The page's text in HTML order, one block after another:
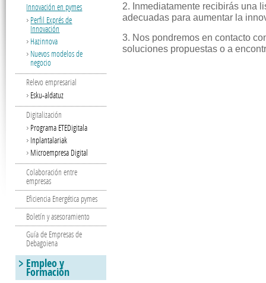
2. Inmediatamente recibirás una
adecuadas para aumentar la
3. Nos pondremos en contacto
soluciones propuestas o a
Innovación en pymes
Perfil Exprés de
Innovación
Hazinnova
Nuevos modelos de
negocio
Relevo empresarial
Esku-aldatuz
Digitalización
Programa ETEDigitala
Inplantalariak
Microempresa Digital
Colaboración entre
empresas
Eficiencia Energética pymes
Boletín y asesoramiento
Guía de Empresas de
Debagoiena
Empleo y
Formación